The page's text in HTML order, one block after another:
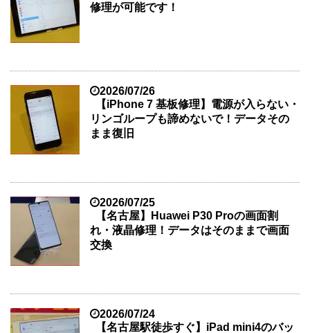
修理が可能です！
2026/07/26
【iPhone 7 基板修理】電源が入らない・
リンゴループも諦めないで！データその
まま復旧
2026/07/25
【名古屋】Huawei P30 Proの画面割
れ・液晶修理！データはそのままで画面
交換
2026/07/24
【名古屋駅徒歩すぐ】iPad mini4のバッ